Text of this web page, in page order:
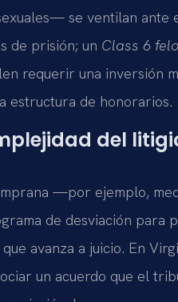
se ventilan ante
de prisión; un Class 6
requerir una inversión
estructura de honorarios.
del
—por ejemplo,
de desviación
avanza a juicio. En
un acuerdo que el